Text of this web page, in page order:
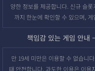
양한 정보를 제공합니다. 신규 슬
까지 한눈에 확인할 수 있으며,
책임감 있는 게임 안내
만 19세 미만은 이용할 수 없습니
때 안전합니다. 과도한 이용은 이용